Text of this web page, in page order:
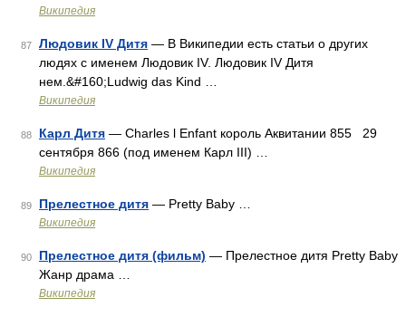
Википедия
87 Людовик IV Дитя — В Википедии есть статьи о других
людях с именем Людовик IV. Людовик IV Дитя
нем.&#160;Ludwig das Kind …
Википедия
88 Карл Дитя — Charles l Enfant король Аквитании 855 29
сентября 866 (под именем Карл III) …
Википедия
89 Прелестное дитя — Pretty Baby …
Википедия
90 Прелестное дитя (фильм) — Прелестное дитя Pretty Baby
Жанр драма …
Википедия